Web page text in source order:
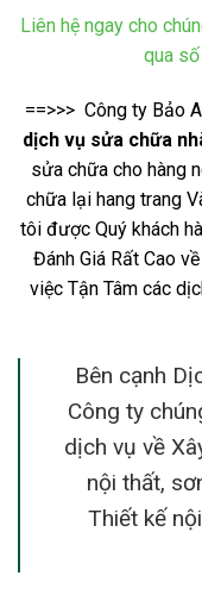
Liên hệ ngay cho
qua
==>>> Công ty Bảo
dịch vụ sửa chữa
sửa chữa cho hàng
chữa lại hang trang
tôi được Quý khách
Đánh Giá Rất Cao
việc Tận Tâm các
Bên cạnh
Công ty
dịch vụ về
nội thất,
Thiết kế